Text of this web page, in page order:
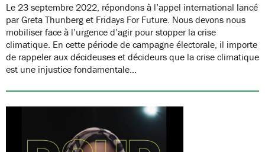
Le 23 septembre 2022, répondons à l’appel international lancé
par Greta Thunberg et Fridays For Future. Nous devons nous
mobiliser face à l’urgence d’agir pour stopper la crise
climatique. En cette période de campagne électorale, il importe
de rappeler aux décideuses et décideurs que la crise climatique
est une injustice fondamentale…